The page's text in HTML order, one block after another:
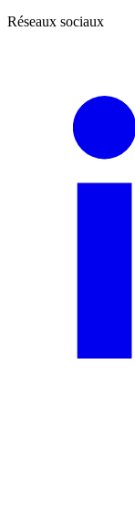
Réseaux sociaux